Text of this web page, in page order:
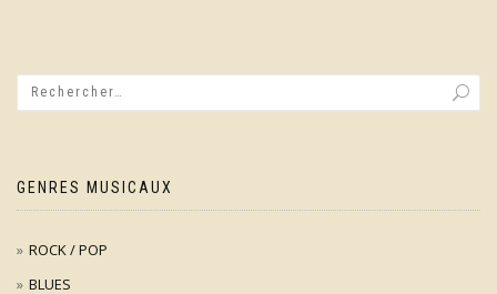
GENRES MUSICAUX
ROCK / POP
BLUES